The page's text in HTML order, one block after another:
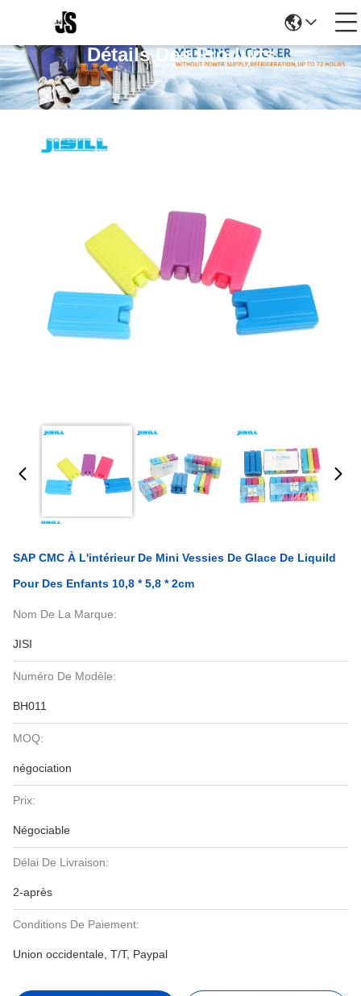
Détails Des Produits
SAP CMC À L'intérieur De Mini Vessies De Glace De Liquild
Pour Des Enfants 10,8 * 5,8 * 2cm
Nom De La Marque:
JISI
Numéro De Modèle:
BH011
MOQ:
négociation
Prix:
Négociable
Délai De Livraison:
2-après
Conditions De Paiement:
Union occidentale, T/T, Paypal